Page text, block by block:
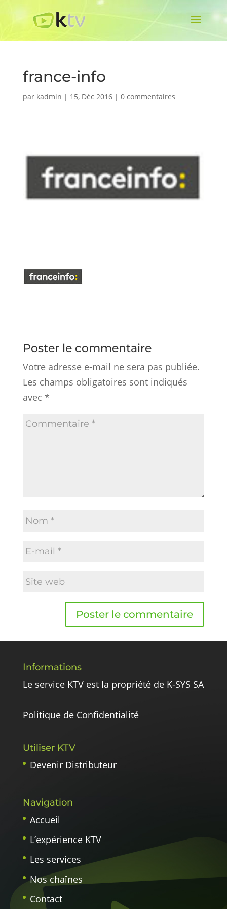
france-info
par kadmin | 15, Déc 2016| 0 commentaires
Poster le commentaire
Votre adresse e-mail ne sera pas publiée.
Les champs obligatoires sont indiqués
avec *
Informations
Le service KTV est la propriété de K-SYS SA
Politique de Confidentialité
Utiliser KTV
Devenir Distributeur
Navigation
Accueil
L’expérience KTV
Les services
Nos chaînes
Contact